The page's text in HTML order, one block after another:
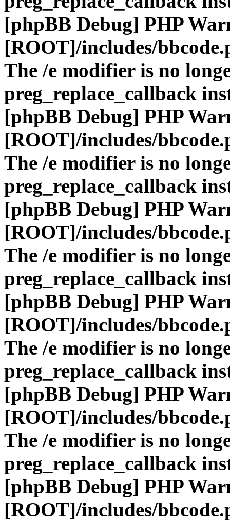
[phpBB Debug] PHP
[ROOT]/includes/
The /e modifier is no
preg_replace_callback
[phpBB Debug] PHP
[ROOT]/includes/
The /e modifier is no
preg_replace_callback
[phpBB Debug] PHP
[ROOT]/includes/
The /e modifier is no
preg_replace_callback
[phpBB Debug] PHP
[ROOT]/includes/
The /e modifier is no
preg_replace_callback
[phpBB Debug] PHP
[ROOT]/includes/
The /e modifier is no
preg_replace_callback
[phpBB Debug] PHP
[ROOT]/includes/